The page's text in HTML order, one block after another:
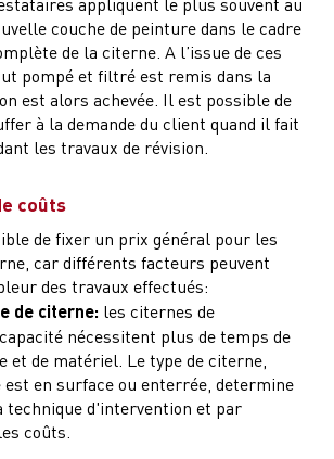
couche de peinture dans le cadre
de la citerne. A l’issue de ces
pompé et filtré est remis dans la
est alors achevée. Il est possible de
à la demande du client quand il fait
les travaux de révision.
coûts
de fixer un prix général pour les
car différents facteurs peuvent
des travaux effectués:
de citerne: les citernes de
nécessitent plus de temps de
et de matériel. Le type de citerne,
en surface ou enterrée, determine
technique d'intervention et par
coûts.